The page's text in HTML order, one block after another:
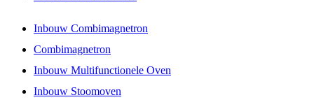
Inbouw Combimagnetron
Combimagnetron
Inbouw Multifunctionele Oven
Inbouw Stoomoven